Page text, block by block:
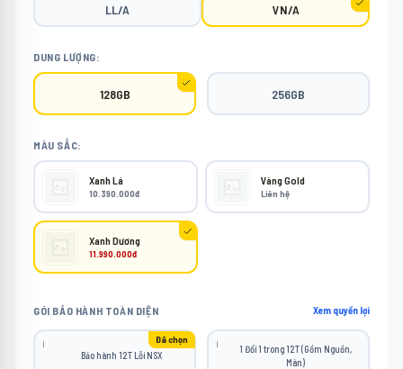
LL/A VN/A
DUNG LƯỢNG:
128GB 256GB
MÀU SẮC:
Xanh Lá
10.390.000đ
Vàng Gold
Liên hệ
Xanh Dương
11.990.000đ
GÓI BẢO HÀNH TOÀN DIỆN Xem quyền lợi
Đã chọn
ℹ️
Bảo hành 12T Lỗi NSX
ℹ️
1 Đổi 1 trong 12T (Gồm Nguồn,
Màn)